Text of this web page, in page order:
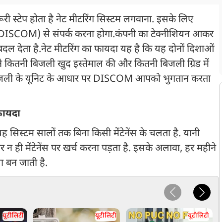
स्टेप होता है नेट मीटरिंग सिस्टम लगवाना. इसके लिए
से संपर्क करना होगा.कंपनी का टेक्नीशियन आकर
देता है.नेट मीटरिंग का फायदा यह है कि यह दोनों दिशाओं
बिजली खुद इस्तेमाल की और कितनी बिजली ग्रिड में
के यूनिट के आधार पर DISCOM आपको भुगतान करता
सिस्टम सालों तक बिना किसी मेंटेनेंस के चलता है. यानी
ही मेंटेनेंस पर खर्च करना पड़ता है. इसके अलावा, हर महीने
बन जाती है.
यूटीलिटी यूटीलिटी यूटीलिटी